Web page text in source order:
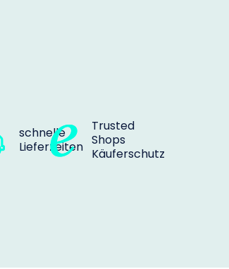
schnelle
Lieferzeiten
Trusted
Shops
Käuferschutz